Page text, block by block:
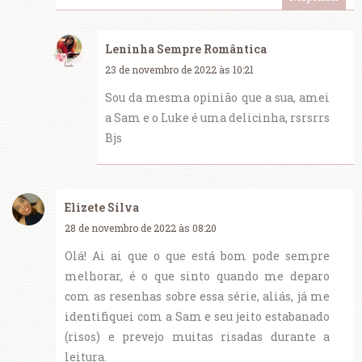
Leninha Sempre Romântica
23 de novembro de 2022 às 10:21
Sou da mesma opinião que a sua, amei
a Sam e o Luke é uma delicinha, rsrsrrs
Bjs
Elizete Silva
28 de novembro de 2022 às 08:20
Olá! Ai ai que o que está bom pode sempre
melhorar, é o que sinto quando me deparo
com as resenhas sobre essa série, aliás, já me
identifiquei com a Sam e seu jeito estabanado
(risos) e prevejo muitas risadas durante a
leitura.